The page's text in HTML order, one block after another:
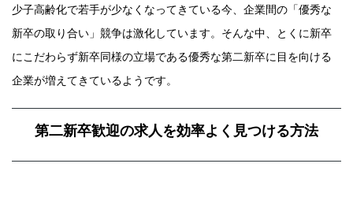
少子高齢化で若手が少なくなってきている今、企業間の「優秀な
新卒の取り合い」競争は激化しています。そんな中、とくに新卒
にこだわらず新卒同様の立場である優秀な第二新卒に目を向ける
企業が増えてきているようです。
第二新卒歓迎の求人を効率よく見つける方法